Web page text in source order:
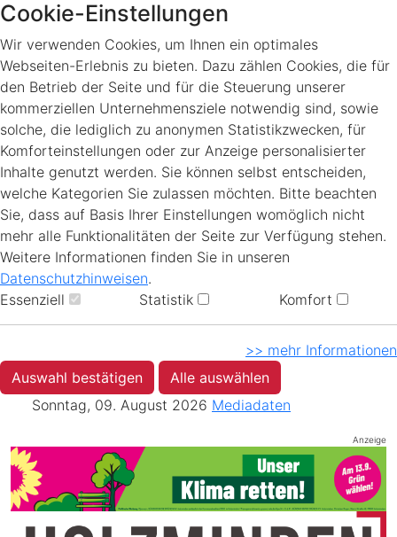
Cookie-Einstellungen
Wir verwenden Cookies, um Ihnen ein optimales
Webseiten-Erlebnis zu bieten. Dazu zählen Cookies, die für
den Betrieb der Seite und für die Steuerung unserer
kommerziellen Unternehmensziele notwendig sind, sowie
solche, die lediglich zu anonymen Statistikzwecken, für
Komforteinstellungen oder zur Anzeige personalisierter
Inhalte genutzt werden. Sie können selbst entscheiden,
welche Kategorien Sie zulassen möchten. Bitte beachten
Sie, dass auf Basis Ihrer Einstellungen womöglich nicht
mehr alle Funktionalitäten der Seite zur Verfügung stehen.
Weitere Informationen finden Sie in unseren
Datenschutzhinweisen.
Essenziell
Statistik Komfort
>> mehr Informationen
Auswahl bestätigen
Alle auswählen
Sonntag, 09. August 2026 Mediadaten
Anzeige